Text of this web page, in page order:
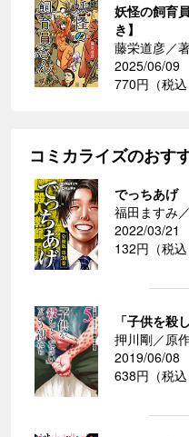
妖怪の飼育
き】
藤栄道彦／
2025/06/09
770円（税込
コミカライズのおす
でっちあげ
福田ますみ
2022/03/21
132円（税込
「子供を
押川剛／原
2019/06/08
638円（税込